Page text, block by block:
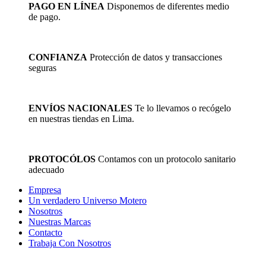
PAGO EN LÍNEA Disponemos de diferentes medio
de pago.
CONFIANZA Protección de datos y transacciones
seguras
ENVÍOS NACIONALES Te lo llevamos o recógelo
en nuestras tiendas en Lima.
PROTOCÓLOS Contamos con un protocolo sanitario
adecuado
Empresa
Un verdadero Universo Motero
Nosotros
Nuestras Marcas
Contacto
Trabaja Con Nosotros